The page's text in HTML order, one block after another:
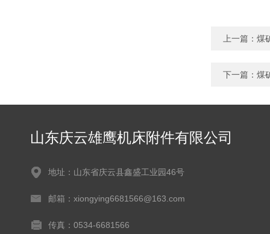
上一篇： 煤
下一篇： 煤
山东庆云雄鹰机床附件有限公司
地址：山东省庆云县鑫盛工业园46号
邮箱：xiongying6681566@163.com
传真：0534-6681566